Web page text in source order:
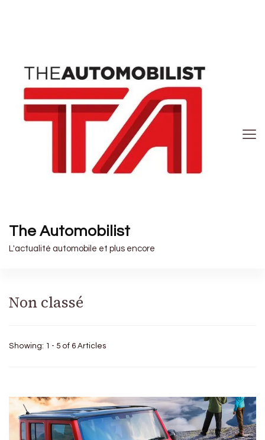
The Automobilist
L'actualité automobile et plus encore
Non classé
Showing: 1 - 5 of 6 Articles